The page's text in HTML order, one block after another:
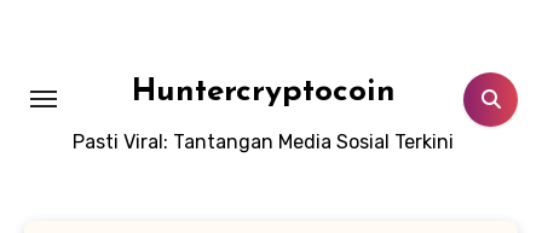
Huntercryptocoin
Pasti Viral: Tantangan Media Sosial Terkini